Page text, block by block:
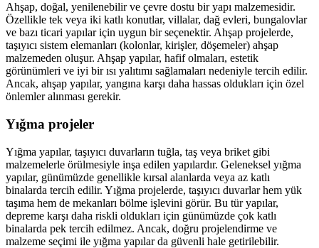
Ahşap, doğal, yenilenebilir ve çevre dostu bir yapı malzemesidir.
Özellikle tek veya iki katlı konutlar, villalar, dağ evleri, bungalovlar
ve bazı ticari yapılar için uygun bir seçenektir. Ahşap projelerde,
taşıyıcı sistem elemanları (kolonlar, kirişler, döşemeler) ahşap
malzemeden oluşur. Ahşap yapılar, hafif olmaları, estetik
görünümleri ve iyi bir ısı yalıtımı sağlamaları nedeniyle tercih edilir.
Ancak, ahşap yapılar, yangına karşı daha hassas oldukları için özel
önlemler alınması gerekir.
Yığma projeler
Yığma yapılar, taşıyıcı duvarların tuğla, taş veya briket gibi
malzemelerle örülmesiyle inşa edilen yapılardır. Geleneksel yığma
yapılar, günümüzde genellikle kırsal alanlarda veya az katlı
binalarda tercih edilir. Yığma projelerde, taşıyıcı duvarlar hem yük
taşıma hem de mekanları bölme işlevini görür. Bu tür yapılar,
depreme karşı daha riskli oldukları için günümüzde çok katlı
binalarda pek tercih edilmez. Ancak, doğru projelendirme ve
malzeme seçimi ile yığma yapılar da güvenli hale getirilebilir.